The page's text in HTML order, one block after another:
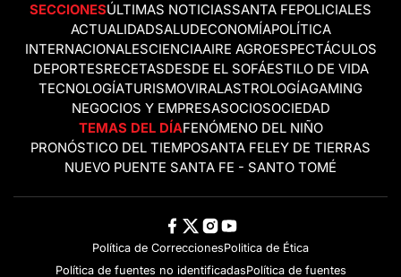
SECCIONESÚLTIMAS NOTICIASSANTA FEPOLICIALES
ACTUALIDADSALUDECONOMÍAPOLÍTICA
INTERNACIONALESCIENCIAAIRE AGROESPECTÁCULOS
DEPORTESRECETASDESDE EL SOFÁESTILO DE VIDA
TECNOLOGÍATURISMOVIRALASTROLOGÍAGAMING
NEGOCIOS Y EMPRESASOCIOSOCIEDAD
TEMAS DEL DÍAFENÓMENO DEL NIÑO
PRONÓSTICO DEL TIEMPOSANTA FELEY DE TIERRAS
NUEVO PUENTE SANTA FE - SANTO TOMÉ
Política de CorreccionesPolitica de Ética
Política de fuentes no identificadasPolítica de fuentes